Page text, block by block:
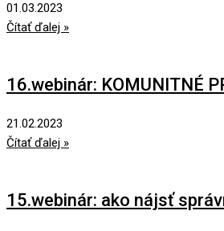
01.03.2023
Čítať ďalej »
16.webinár: KOMUNITNÉ
21.02.2023
Čítať ďalej »
15.webinár: ako nájsť